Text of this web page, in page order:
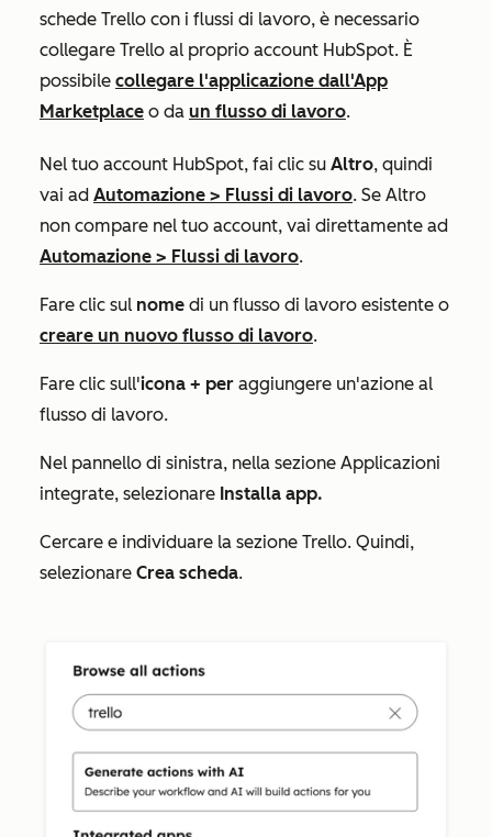
schede Trello con i flussi di lavoro, è necessario
collegare Trello al proprio account HubSpot. È
possibile collegare l'applicazione dall'App
Marketplace o da un flusso di lavoro.
Nel tuo account HubSpot, fai clic su Altro, quindi
vai ad Automazione > Flussi di lavoro. Se Altro
non compare nel tuo account, vai direttamente ad
Automazione > Flussi di lavoro.
Fare clic sul nome di un flusso di lavoro esistente o
creare un nuovo flusso di lavoro.
Fare clic sull'icona + per aggiungere un'azione al
flusso di lavoro.
Nel pannello di sinistra, nella sezione Applicazioni
integrate, selezionare Installa app.
Cercare e individuare la sezione Trello. Quindi,
selezionare Crea scheda.